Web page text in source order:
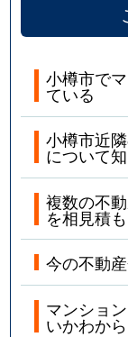
小樽市で
ている
小樽市近
について
複数の不
を相見積
今の不動
マンショ
いかわか